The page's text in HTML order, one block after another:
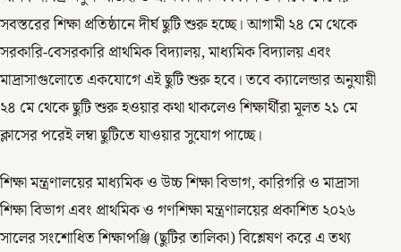
সবস্তরের শিক্ষা প্রতিষ্ঠানে দীর্ঘ ছুটি শুরু হচ্ছে। আগামী ২৪ মে থেকে
সরকারি-বেসরকারি প্রাথমিক বিদ্যালয়, মাধ্যমিক বিদ্যালয় এবং
মাদ্রাসাগুলোতে একযোগে এই ছুটি শুরু হবে। তবে ক্যালেন্ডার অনুযায়ী
২৪ মে থেকে ছুটি শুরু হওয়ার কথা থাকলেও শিক্ষার্থীরা মূলত ২১ মে
ক্লাসের পরেই লম্বা ছুটিতে যাওয়ার সুযোগ পাচ্ছে।
শিক্ষা মন্ত্রণালয়ের মাধ্যমিক ও উচ্চ শিক্ষা বিভাগ, কারিগরি ও মাদ্রাসা
শিক্ষা বিভাগ এবং প্রাথমিক ও গণশিক্ষা মন্ত্রণালয়ের প্রকাশিত ২০২৬
সালের সংশোধিত শিক্ষাপঞ্জি (ছুটির তালিকা) বিশ্লেষণ করে এ তথ্য